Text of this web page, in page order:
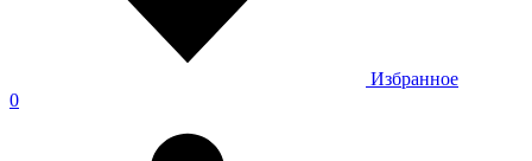
Избранное
0